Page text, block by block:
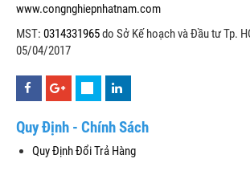
www.congnghiepnhatnam.com
MST: 0314331965do Sở Kế hoạch và Đầu tư Tp.
05/04/2017
Quy Định - Chính Sách
Quy Định Đổi Trả Hàng